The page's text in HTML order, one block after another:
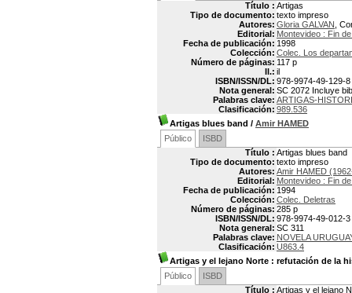
Título : Artigas
Tipo de documento: texto impreso
Autores: Gloria GALVAN ,
Editorial: Montevideo : Fin
Fecha de publicación: 1998
Colección: Colec. Los
Número de páginas: 117 p
Il.: il
ISBN/ISSN/DL: 978-9974-49-129-8
Nota general: SC 2072 Incluye
Palabras clave: ARTIGAS-
Clasificación: 989.536
Artigas blues band / Amir HAMED
Público
ISBD
Título : Artigas blues band
Tipo de documento: texto impreso
Autores: Amir HAMED
Editorial: Montevideo : Fin
Fecha de publicación: 1994
Colección: Colec. Deletras
Número de páginas: 285 p
ISBN/ISSN/DL: 978-9974-49-012-3
Nota general: SC 311
Palabras clave: NOVELA
Clasificación: U863.4
Artigas y el lejano Norte : refutación de la
Público
ISBD
Título : Artigas y el lejano